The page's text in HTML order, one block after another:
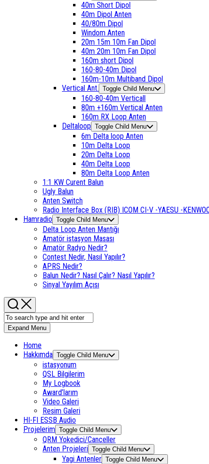
40m Short Dipol
40m Dipol Anten
40/80m Dipol
Windom Anten
20m 15m 10m Fan Dipol
40m 20m 10m Fan Dipol
160m short Dipol
160-80-40m Dipol
160m-10m Multiband Dipol
Vertical Ant. Toggle Child Menu
160-80-40m Verticall
80m +160m Vertical Anten
160m RX Loop Anten
Deltaloop Toggle Child Menu
6m Delta loop Anten
10m Delta Loop
20m Delta Loop
40m Delta Loop
80m Delta Loop Anten
1:1 KW Curent Balun
Ugly Balun
Anten Switch
Radio Interface Box (RIB) ICOM CI-V -YAESU -
Hamradio Toggle Child Menu
Delta Loop Anten Mantığı
Amatör istasyon Masası
Amatör Radyo Nedir?
Contest Nedir, Nasıl Yapılır?
APRS Nedir?
Balun Nedir? Nasıl Çalır? Nasıl Yapılır?
Sinyal Yayılım Açısı
Expand Menu
Home
Hakkımda Toggle Child Menu
istasyonum
QSL Bilgilerim
My Logbook
Award’larım
Video Galeri
Resim Galeri
HI-FI ESSB Audio
Projelerim Toggle Child Menu
QRM Yokedici/Canceller
Anten Projeleri Toggle Child Menu
Yagi Antenler Toggle Child Menu